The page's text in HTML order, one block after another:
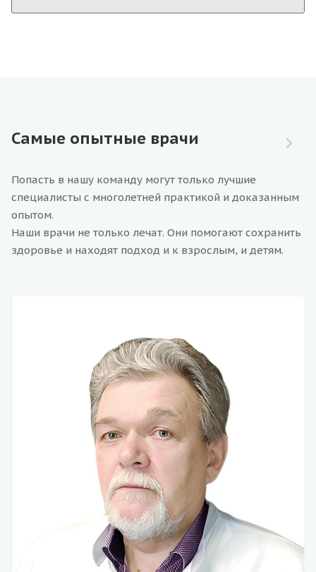
Самые опытные врачи
Попасть в нашу команду могут только лучшие
специалисты с многолетней практикой и доказанным
опытом.
Наши врачи не только лечат. Они помогают сохранить
здоровье и находят подход и к взрослым, и детям.